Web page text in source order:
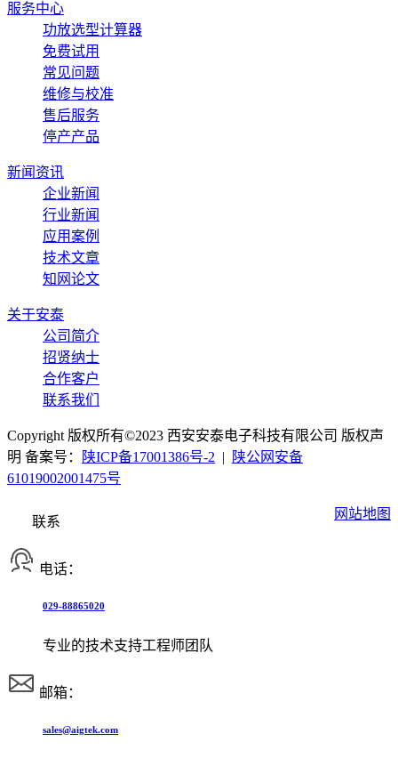
服务中心
功放选型计算器
免费试用
常见问题
维修与校准
售后服务
停产产品
新闻资讯
企业新闻
行业新闻
应用案例
技术文章
知网论文
关于安泰
公司简介
招贤纳士
合作客户
联系我们
Copyright 版权所有©2023 西安安泰电子科技有限公司 版权声
明 备案号：
陕ICP备17001386号-2 |
陕公网安备
61019002001475号
网站地图
联系
电话：
029-88865020
专业的技术支持工程师团队
邮箱：
sales@aigtek.com